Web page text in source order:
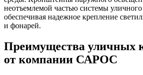
неотъемлемой частью системы
обеспечивая надежное крепление
и фонарей.
Преимущества уличных
от компании САРОС